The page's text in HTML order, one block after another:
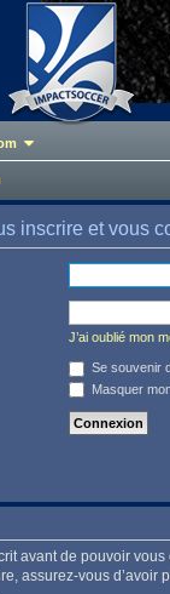
inscrire et vous
J’ai oublié mon
Se souvenir
Masquer
avant de pouvoir
assurez-vous